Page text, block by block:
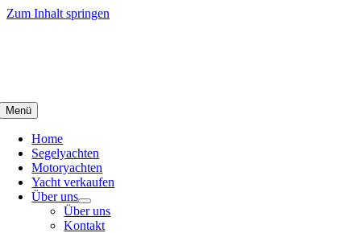
Zum Inhalt springen
Menü
Home
Segelyachten
Motoryachten
Yacht verkaufen
Über uns
Über uns
Kontakt